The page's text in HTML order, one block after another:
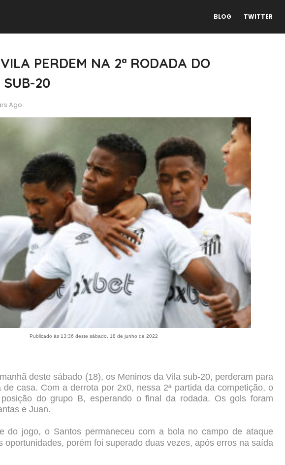
BLOG TWITTER
PERDEM NA 2ª RODADA DO
SUB-20
Ago
Publicado às 13:36 deste sábado, 18 de junho de 2022
deste sábado (18), os Meninos da Vila sub-20, perderam para
de casa. Com a derrota por 2x0, nessa 2ª partida da competição, o
do grupo B, esperando o final da rodada. Os gols foram
e Juan.
do jogo, o Santos permaneceu com a bola no campo de ataque
oportunidades, porém foi superado duas vezes, após erros na saída